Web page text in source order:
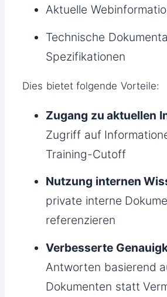
Aktuelle
Technische
Spezifikationen
Dies bietet folgende Vorteile:
Zugang zu aktuellen
Zugriff auf
Training-Cutoff
Nutzung internen
private interne
referenzieren
Verbesserte
Antworten basierend
Dokumenten statt